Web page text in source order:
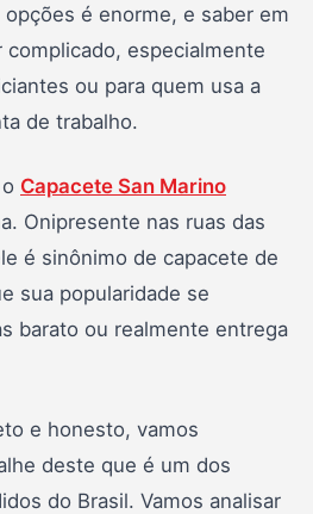
Mais Importante
Interna
de Visão
San Marino Taurus é
opções é enorme, e saber em
especialmente
ou para quem usa a
de trabalho.
Capacete San Marino
Onipresente nas ruas das
é sinônimo de capacete de
sua popularidade se
barato ou realmente entrega
e honesto, vamos
deste que é um dos
do Brasil. Vamos analisar